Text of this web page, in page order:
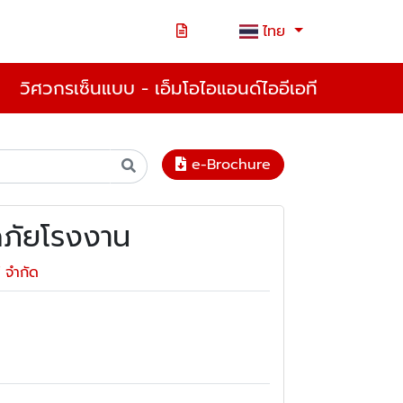
ไทย
วิศวกรเซ็นแบบ - เอ็มโอไอแอนด์ไออีเอที
e-Brochure
ยโรงงาน
ำกัด